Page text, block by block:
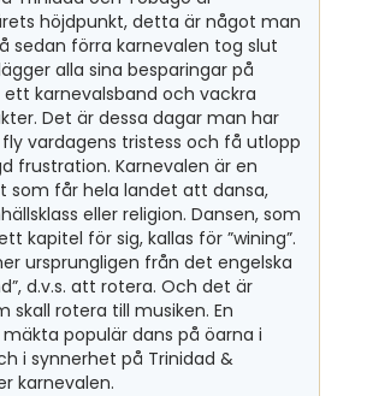
höjdpunkt, detta är något man
sedan förra karnevalen tog slut
alla sina besparingar på
karnevalsband och vackra
Det är dessa dagar man har
vardagens tristess och få utlopp
frustration. Karnevalen är en
som får hela landet att dansa,
eller religion. Dansen, som
kapitel för sig, kallas för ”wining”.
ursprungligen från det engelska
d.v.s. att rotera. Och det är
skall rotera till musiken. En
populär dans på öarna i
i synnerhet på Trinidad &
karnevalen.